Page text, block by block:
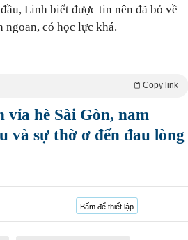
Linh biết được tin nên đã bỏ về
ngoan, có học lực khá.
Copy link
vỉa hè Sài Gòn, nam
và sự thờ ơ đến đau lòng
Bấm để thiết lập